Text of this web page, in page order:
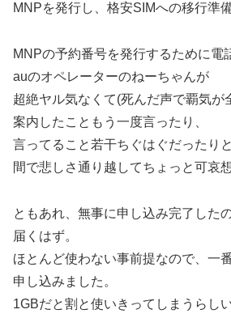
MNPを発行し、格安SIMへの移行準備
MNPの予約番号を発行するために電
auのオペレーターのねーちゃんが
超絶ヤル気なくて(死んだ声で覇気が
案内したこともう一度言ったり、
言ってること若干ちぐはぐだったり
間で悲しさ通り越してちょっと可哀
ともあれ、無事に申し込み完了した
届くはず。
ほとんど使わない事前提なので、一
申し込みました。
1GBだと割と使いきってしまうらし